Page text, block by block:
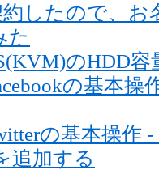
したので、お
た
のHDD
の基本
の基本操作
追加する